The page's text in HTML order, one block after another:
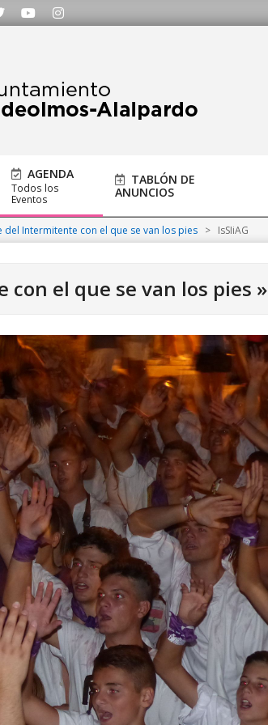
21 53 o escríbenos a ayuntamiento@alalpardo.org
AGENDA
Todos los
Eventos
TABLÓN DE
ANUNCIOS
del Intermitente con el que se van los pies > IsSIiAG
el que se van los pies »